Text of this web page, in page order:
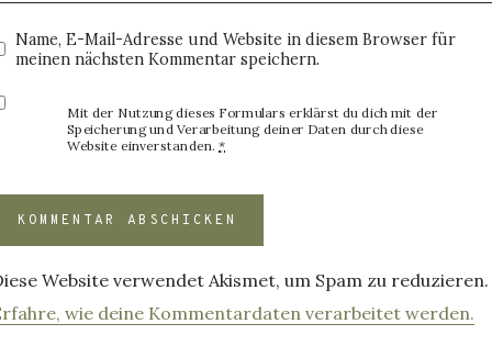
Name, E-Mail-Adresse und Website in diesem Browser für
meinen nächsten Kommentar speichern.
Mit der Nutzung dieses Formulars erklärst du dich mit der
Speicherung und Verarbeitung deiner Daten durch diese
Website einverstanden.*
Website verwendet Akismet, um Spam zu reduzieren.
wie deine Kommentardaten verarbeitet werden.